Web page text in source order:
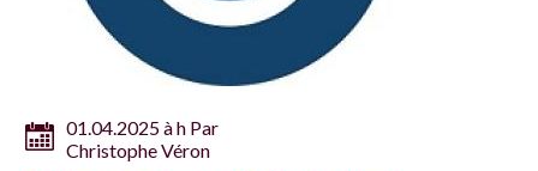
01.04.2025 à h Par
Christophe Véron